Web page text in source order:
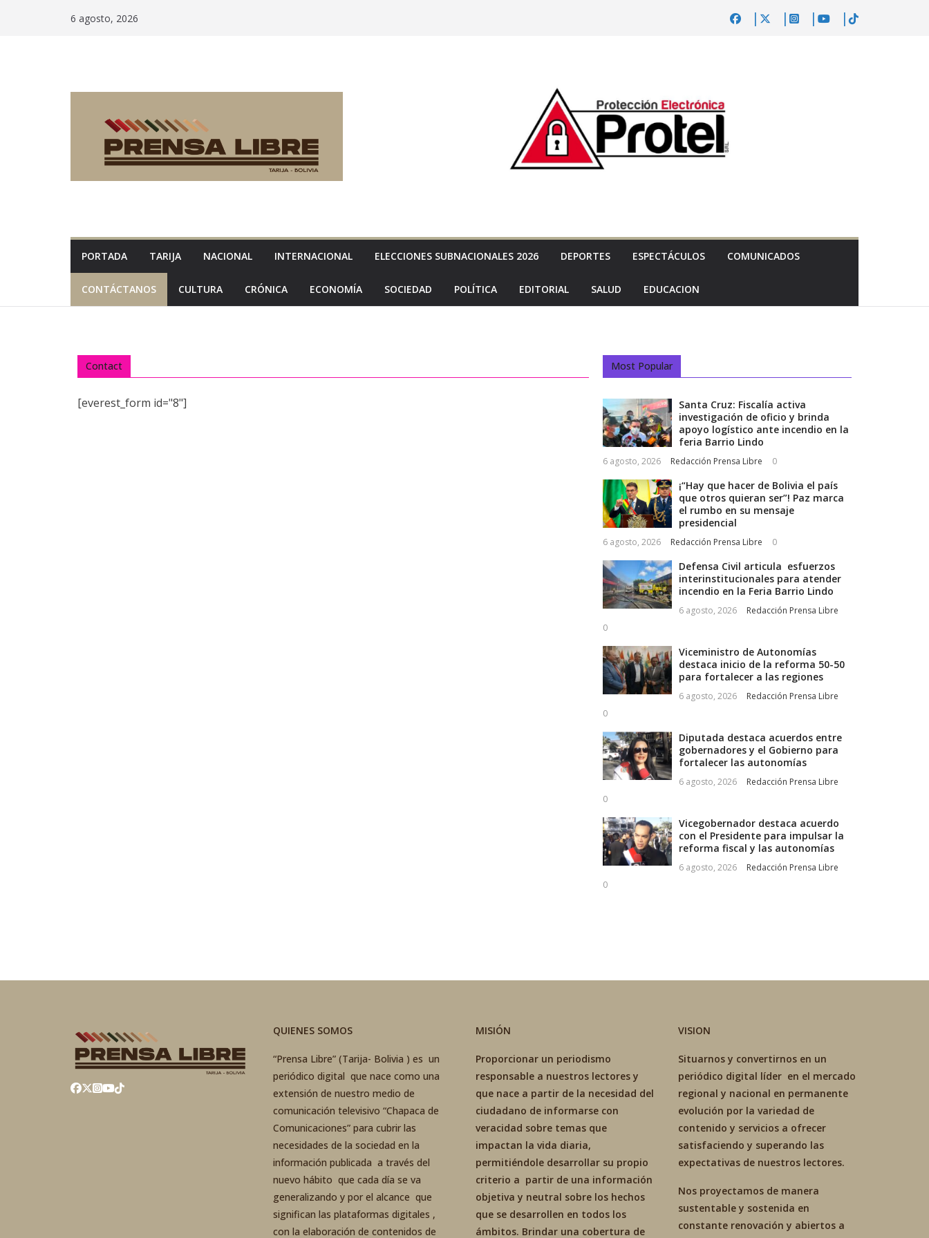
6 agosto, 2026
PORTADA TARIJA NACIONAL INTERNACIONAL ELECCIONES SUBNACIONALES 2026 DEPORTES ESPECTÁCULOS COMUNICADOS
CONTÁCTANOS CULTURA CRÓNICA ECONOMÍA SOCIEDAD POLÍTICA EDITORIAL SALUD EDUCACION
Contact
[everest_form id="8"]
Most Popular
Santa Cruz: Fiscalía activa
investigación de oficio y brinda
apoyo logístico ante incendio en la
feria Barrio Lindo
6 agosto, 2026 Redacción Prensa Libre 0
¡“Hay que hacer de Bolivia el país
que otros quieran ser”! Paz marca
el rumbo en su mensaje
presidencial
6 agosto, 2026 Redacción Prensa Libre 0
Defensa Civil articula esfuerzos
interinstitucionales para atender
incendio en la Feria Barrio Lindo
6 agosto, 2026
Redacción Prensa Libre
0
Viceministro de Autonomías
destaca inicio de la reforma 50-50
para fortalecer a las regiones
6 agosto, 2026
Redacción Prensa Libre
0
Diputada destaca acuerdos entre
gobernadores y el Gobierno para
fortalecer las autonomías
6 agosto, 2026
Redacción Prensa Libre
0
Vicegobernador destaca acuerdo
con el Presidente para impulsar la
reforma fiscal y las autonomías
6 agosto, 2026
Redacción Prensa Libre
0
QUIENES SOMOS
“Prensa Libre” (Tarija- Bolivia ) es un
periódico digital que nace como una
extensión de nuestro medio de
comunicación televisivo “Chapaca de
Comunicaciones” para cubrir las
necesidades de la sociedad en la
información publicada a través del
nuevo hábito que cada día se va
generalizando y por el alcance que
significan las plataformas digitales ,
con la elaboración de contenidos de
MISIÓN
Proporcionar un periodismo
responsable a nuestros lectores y
que nace a partir de la necesidad del
ciudadano de informarse con
veracidad sobre temas que
impactan la vida diaria,
permitiéndole desarrollar su propio
criterio a partir de una información
objetiva y neutral sobre los hechos
que se desarrollen en todos los
ámbitos. Brindar una cobertura de
VISION
Situarnos y convertirnos en un
periódico digital líder en el mercado
regional y nacional en permanente
evolución por la variedad de
contenido y servicios a ofrecer
satisfaciendo y superando las
expectativas de nuestros lectores.
Nos proyectamos de manera
sustentable y sostenida en
constante renovación y abiertos a